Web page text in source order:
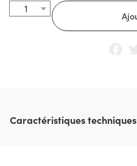
Caractéristiques techniques